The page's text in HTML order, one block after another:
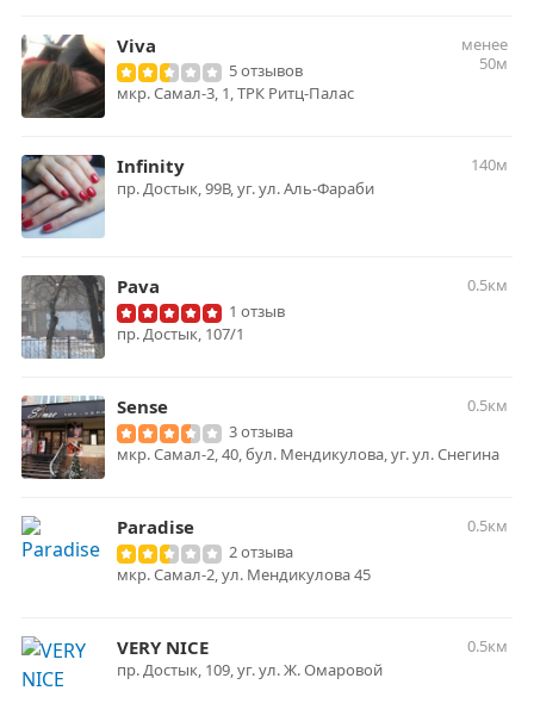
Viva
менее
50м
5 отзывов
мкр. Самал-3, 1, ТРК Ритц-Палас
Infinity
140м
пр. Достык, 99В, уг. ул. Аль-Фараби
Pava
0.5км
1 отзыв
пр. Достык, 107/1
Sense
0.5км
3 отзыва
мкр. Самал-2, 40, бул. Мендикулова, уг. ул. Снегина
Paradise
0.5км
2 отзыва
мкр. Самал-2, ул. Мендикулова 45
VERY NICE
0.5км
пр. Достык, 109, уг. ул. Ж. Омаровой